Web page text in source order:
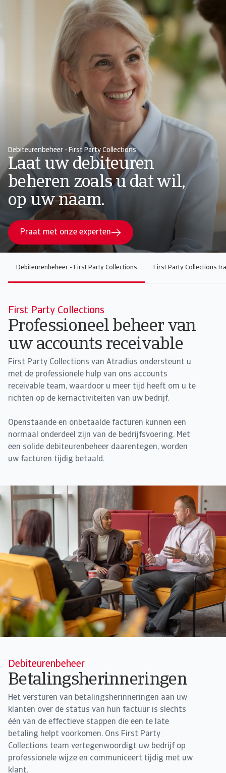
Debiteurenbeheer - First Party Collections
Laat uw debiteuren
beheren zoals u dat wil,
op uw naam.
Praat met onze experten
Debiteurenbeheer - First Party Collections First Party Collections
First Party Collections
Professioneel beheer van
uw accounts receivable
First Party Collections van Atradius ondersteunt u
met de professionele hulp van ons accounts
receivable team, waardoor u meer tijd heeft om u te
richten op de kernactiviteiten van uw bedrijf.
Openstaande en onbetaalde facturen kunnen een
normaal onderdeel zijn van de bedrijfsvoering. Met
een solide debiteurenbeheer daarentegen, worden
uw facturen tijdig betaald.
Debiteurenbeheer
Betalingsherinneringen
Het versturen van betalingsherinneringen aan uw
klanten over de status van hun factuur is slechts
één van de effectieve stappen die een te late
betaling helpt voorkomen. Ons First Party
Collections team vertegenwoordigt uw bedrijf op
professionele wijze en communiceert tijdig met uw
klant.